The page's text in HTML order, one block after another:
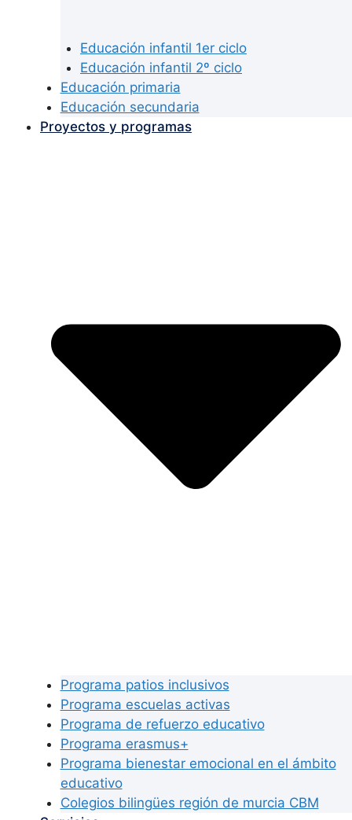
Educación infantil 1er ciclo
Educación infantil 2º ciclo
Educación primaria
Educación secundaria
Proyectos y programas
Programa patios inclusivos
Programa escuelas activas
Programa de refuerzo educativo
Programa erasmus+
Programa bienestar emocional en el ámbito
educativo
Colegios bilingües región de murcia CBM